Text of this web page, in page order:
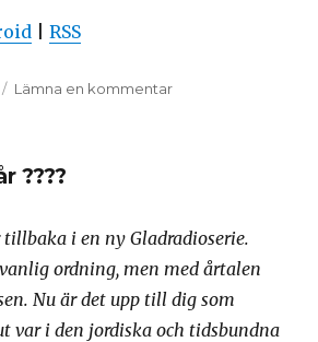
|RSS
Lämna en kommentartill
????
i en ny Gladradioserie.
ordning, men med årtalen
Nu är det upp till dig som
var i den jordiska och tidsbundna